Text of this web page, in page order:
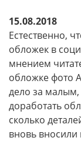
15.08.2018
Естественно,
обложек в
мнением
обложке фото
дело за малым,
доработать
сколько
вновь